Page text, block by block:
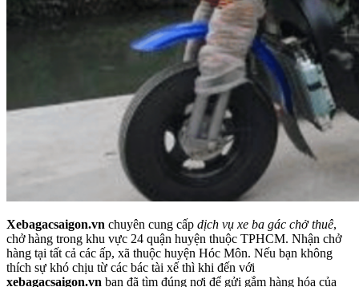
Xebagacsaigon.vn chuyên cung cấp dịch vụ xe ba gác chở thuê,
chở hàng trong khu vực 24 quận huyện thuộc TPHCM. Nhận chở
hàng tại tất cả các ấp, xã thuộc huyện Hóc Môn. Nếu bạn không
thích sự khó chịu từ các bác tài xế thì khi đến với
xebagacsaigon.vn bạn đã tìm đúng nơi để gửi gắm hàng hóa của